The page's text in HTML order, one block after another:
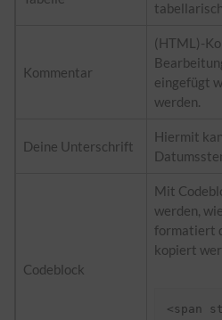
Kommentar
(HTML)-
eingefügt
werden.
Deine Unterschrift
Hiermit
Codeblock
Mit
werden,
formatiert
kopiert